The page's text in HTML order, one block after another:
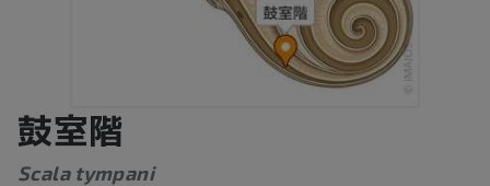
鼓室階
Scala tympani